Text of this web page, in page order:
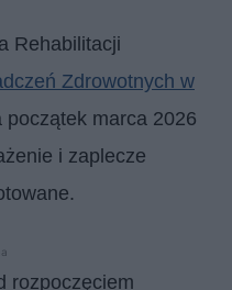
Rehabilitacji
Zdrowotnych w
początek marca 2026
i zaplecze
rozpoczęciem